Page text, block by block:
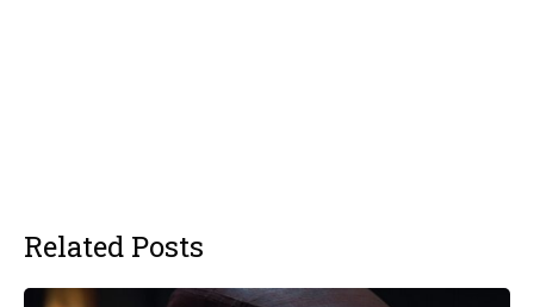
Related Posts